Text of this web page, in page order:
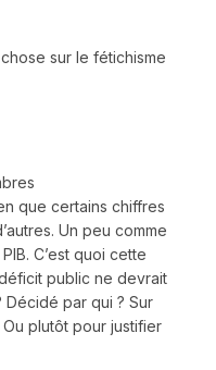
sur le fétichisme
que certains chiffres
Un peu comme
C’est quoi cette
public ne devrait
Décidé par qui ? Sur
plutôt pour justifier